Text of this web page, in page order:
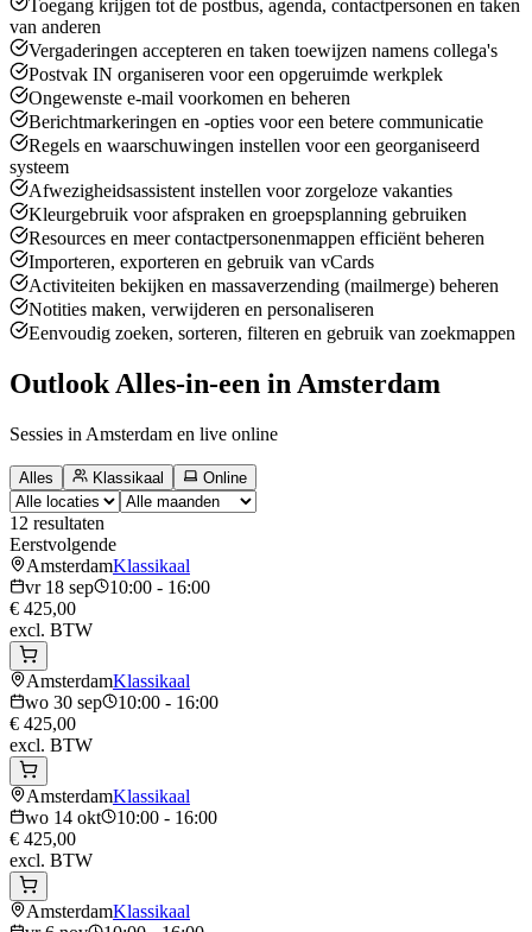
Toegang krijgen tot de postbus, agenda, contactpersonen en taken
van anderen
Vergaderingen accepteren en taken toewijzen namens collega's
Postvak IN organiseren voor een opgeruimde werkplek
Ongewenste e-mail voorkomen en beheren
Berichtmarkeringen en -opties voor een betere communicatie
Regels en waarschuwingen instellen voor een georganiseerd
systeem
Afwezigheidsassistent instellen voor zorgeloze vakanties
Kleurgebruik voor afspraken en groepsplanning gebruiken
Resources en meer contactpersonenmappen efficiënt beheren
Importeren, exporteren en gebruik van vCards
Activiteiten bekijken en massaverzending (mailmerge) beheren
Notities maken, verwijderen en personaliseren
Eenvoudig zoeken, sorteren, filteren en gebruik van zoekmappen
Outlook Alles-in-een in Amsterdam
Sessies in Amsterdam en live online
Alles Klassikaal Online
12 resultaten
Eerstvolgende
AmsterdamKlassikaal
vr 18 sep
10:00 - 16:00
€ 425,00
excl. BTW
AmsterdamKlassikaal
wo 30 sep
10:00 - 16:00
€ 425,00
excl. BTW
AmsterdamKlassikaal
wo 14 okt
10:00 - 16:00
€ 425,00
excl. BTW
AmsterdamKlassikaal